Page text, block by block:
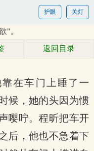
关灯
护眼
”。
返回目录
在车门上睡了一
候，她的头因为惯
嘤咛。程昕把车开
后，他也不急着下